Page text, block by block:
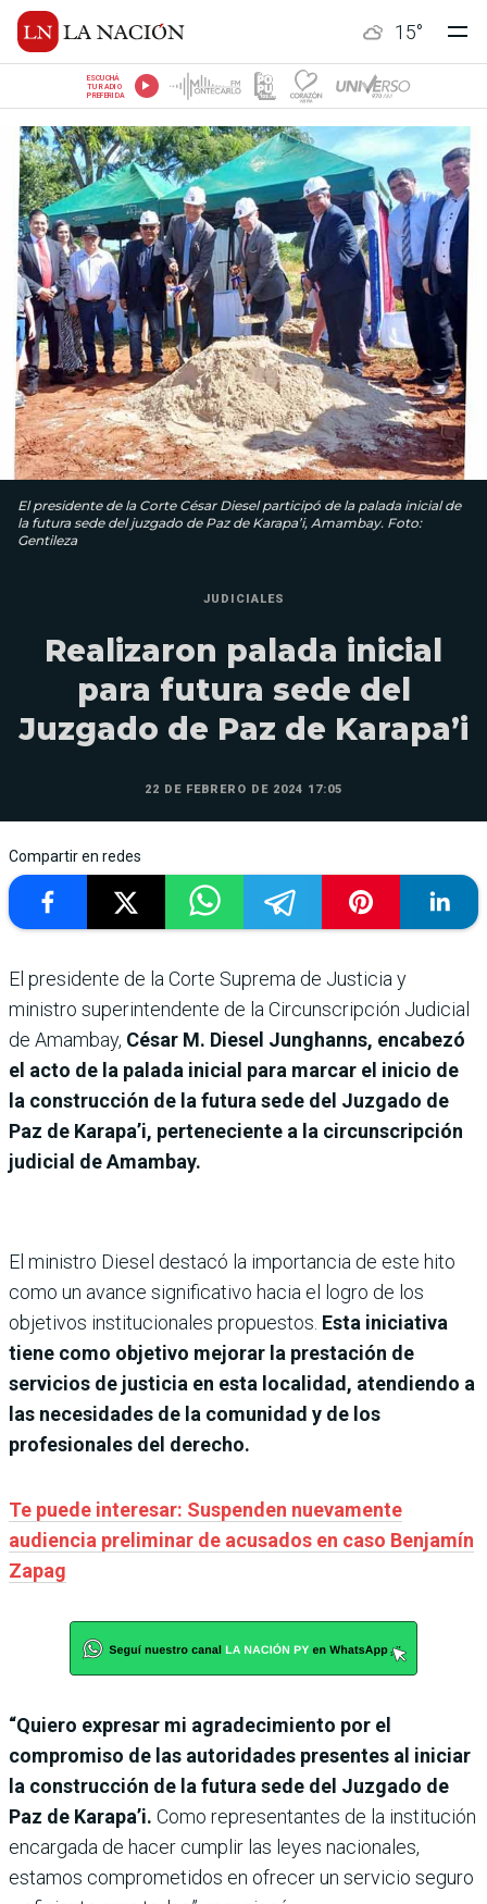
15°
ESCUCHÁ
TU RADIO
PREFERIDA
El presidente de la Corte César Diesel participó de la palada inicial de
la futura sede del juzgado de Paz de Karapa’i, Amambay. Foto:
Gentileza
JUDICIALES
Realizaron palada inicial
para futura sede del
Juzgado de Paz de Karapa’i
22 DE FEBRERO DE 2024 17:05
Compartir en redes
El presidente de la Corte Suprema de Justicia y
ministro superintendente de la Circunscripción Judicial
de Amambay, César M. Diesel Junghanns, encabezó
el acto de la palada inicial para marcar el inicio de
la construcción de la futura sede del Juzgado de
Paz de Karapa’i, perteneciente a la circunscripción
judicial de Amambay.
El ministro Diesel destacó la importancia de este hito
como un avance significativo hacia el logro de los
objetivos institucionales propuestos. Esta iniciativa
tiene como objetivo mejorar la prestación de
servicios de justicia en esta localidad, atendiendo a
las necesidades de la comunidad y de los
profesionales del derecho.
Te puede interesar: Suspenden nuevamente
audiencia preliminar de acusados en caso Benjamín
Zapag
“Quiero expresar mi agradecimiento por el
compromiso de las autoridades presentes al iniciar
la construcción de la futura sede del Juzgado de
Paz de Karapa’i. Como representantes de la institución
encargada de hacer cumplir las leyes nacionales,
estamos comprometidos en ofrecer un servicio seguro